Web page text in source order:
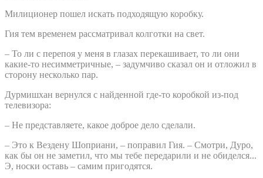
Милиционер пошел искать подходящую коробку.
Гия тем временем рассматривал колготки на свет.
– То ли с перепоя у меня в глазах перекашивает, то ли они
какие-то несимметричные, – задумчиво сказал он и отложил в
сторону несколько пар.
Дурмишхан вернулся с найденной где-то коробкой из-под
телевизора:
– Не представляете, какое доброе дело сделали.
– Это к Вездену Шоприани, – поправил Гия. – Смотри, Дуро,
как бы он не заметил, что мы тебе передарили и не обиделся...
Э, носки оставь – самим пригодятся.